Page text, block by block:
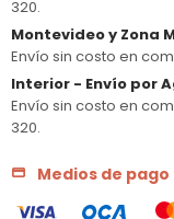
320.
Montevideo y Zona
Envío sin costo en
Interior - Envío por
Envío sin costo en
320.
Medios de pago